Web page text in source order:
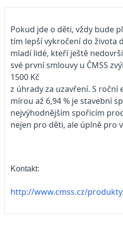
Pokud jde o děti, vždy bude
tím lepší vykročení do života
mladí lidé, kteří ještě
své první smlouvy u ČMSS
1500 Kč
z úhrady za uzavření. S
mírou až 6,94 % je stavební
nejvýhodnějším spořicím
nejen pro děti, ale úplně pro
Kontakt:
http://www.cmss.cz/